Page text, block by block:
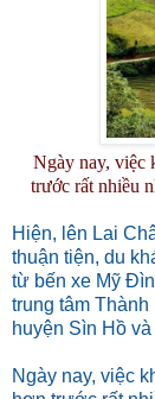
Ngày nay, việc
trước rất nhiều
Hiện, lên Lai
thuận tiện, du
từ bến xe Mỹ
trung tâm
huyện Sìn Hồ
Ngày nay, việc